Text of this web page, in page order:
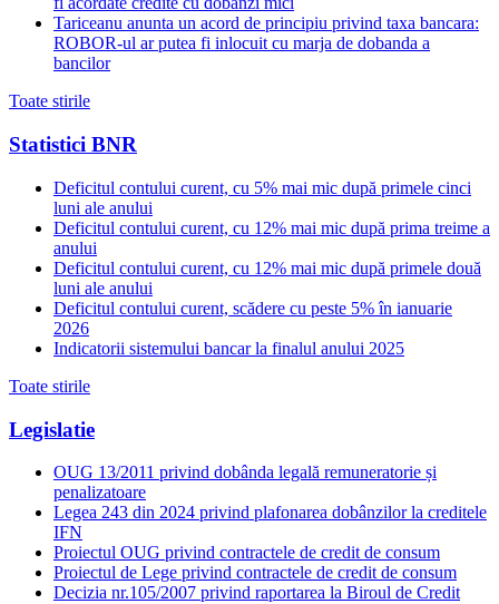
Tariceanu anunta un acord de principiu privind taxa bancara:
ROBOR-ul ar putea fi inlocuit cu marja de dobanda a
bancilor
Toate stirile
Statistici BNR
Deficitul contului curent, cu 5% mai mic după primele cinci
luni ale anului
Deficitul contului curent, cu 12% mai mic după prima treime a
anului
Deficitul contului curent, cu 12% mai mic după primele două
luni ale anului
Deficitul contului curent, scădere cu peste 5% în ianuarie
2026
Indicatorii sistemului bancar la finalul anului 2025
Toate stirile
Legislatie
OUG 13/2011 privind dobânda legală remuneratorie și
penalizatoare
Legea 243 din 2024 privind plafonarea dobânzilor la creditele
IFN
Proiectul OUG privind contractele de credit de consum
Proiectul de Lege privind contractele de credit de consum
Decizia nr.105/2007 privind raportarea la Biroul de Credit